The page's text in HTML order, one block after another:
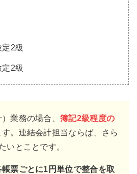
2級
2級
業務の場合、簿記2級程度の
す。連結会計担当ならば、さら
いとことです。
票ごとに1円単位で整合を取